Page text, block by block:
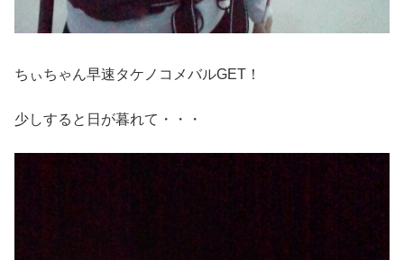
ちぃちゃん早速タケノコメバルGET！
少しすると日が暮れて・・・